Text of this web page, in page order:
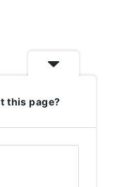
this page?